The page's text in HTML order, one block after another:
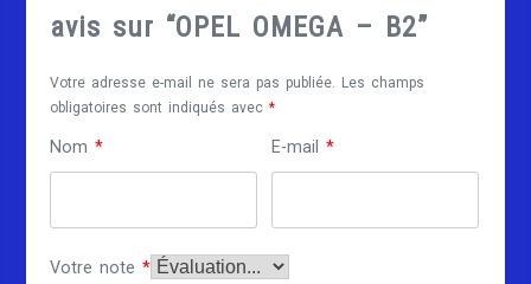
avis sur “OPEL OMEGA – B2”
Votre adresse e-mail ne sera pas publiée.
Les champs
obligatoires sont indiqués avec*
Nom* E-mail*
Votre note*